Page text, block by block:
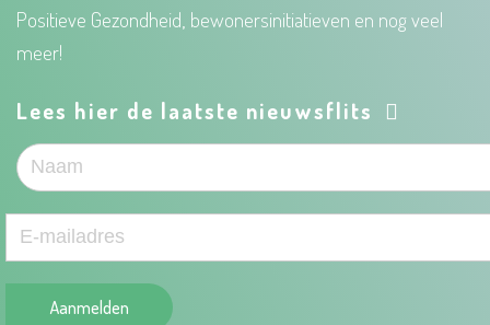
Positieve Gezondheid, bewonersinitiatieven en nog veel
meer!
Lees hier de laatste nieuwsflits
Aanmelden